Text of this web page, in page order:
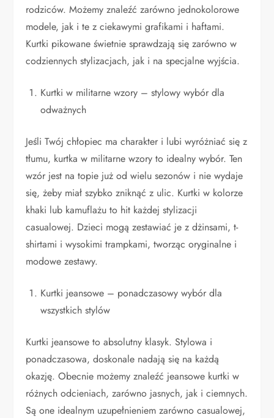
rodziców. Możemy znaleźć zarówno jednokolorowe
modele, jak i te z ciekawymi grafikami i haftami.
Kurtki pikowane świetnie sprawdzają się zarówno w
codziennych stylizacjach, jak i na specjalne wyjścia.
Kurtki w militarne wzory – stylowy wybór dla
odważnych
Jeśli Twój chłopiec ma charakter i lubi wyróżniać się z
tłumu, kurtka w militarne wzory to idealny wybór. Ten
wzór jest na topie już od wielu sezonów i nie wydaje
się, żeby miał szybko zniknąć z ulic. Kurtki w kolorze
khaki lub kamuflażu to hit każdej stylizacji
casualowej. Dzieci mogą zestawiać je z dżinsami, t-
shirtami i wysokimi trampkami, tworząc oryginalne i
modowe zestawy.
Kurtki jeansowe – ponadczasowy wybór dla
wszystkich stylów
Kurtki jeansowe to absolutny klasyk. Stylowa i
ponadczasowa, doskonale nadają się na każdą
okazję. Obecnie możemy znaleźć jeansowe kurtki w
różnych odcieniach, zarówno jasnych, jak i ciemnych.
Są one idealnym uzupełnieniem zarówno casualowej,